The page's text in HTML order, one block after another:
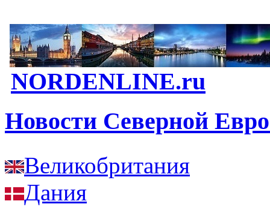
NORDENLINE.ru
Новости Северной
Великобритания
Дания